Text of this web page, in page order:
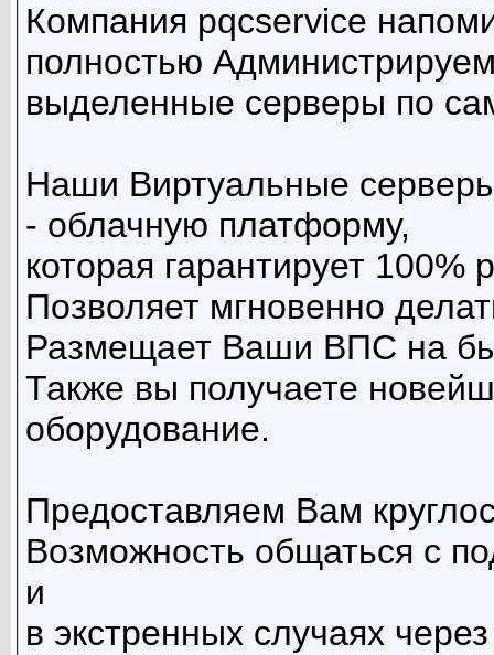
Компания pqcservice
полностью
выделенные серверы по
Наши Виртуальные
- облачную платформу,
которая гарантирует 100%
Позволяет мгновенно
Размещает Ваши ВПС на
Также вы получаете
оборудование.
Предоставляем Вам
Возможность общаться с
и
в экстренных случаях